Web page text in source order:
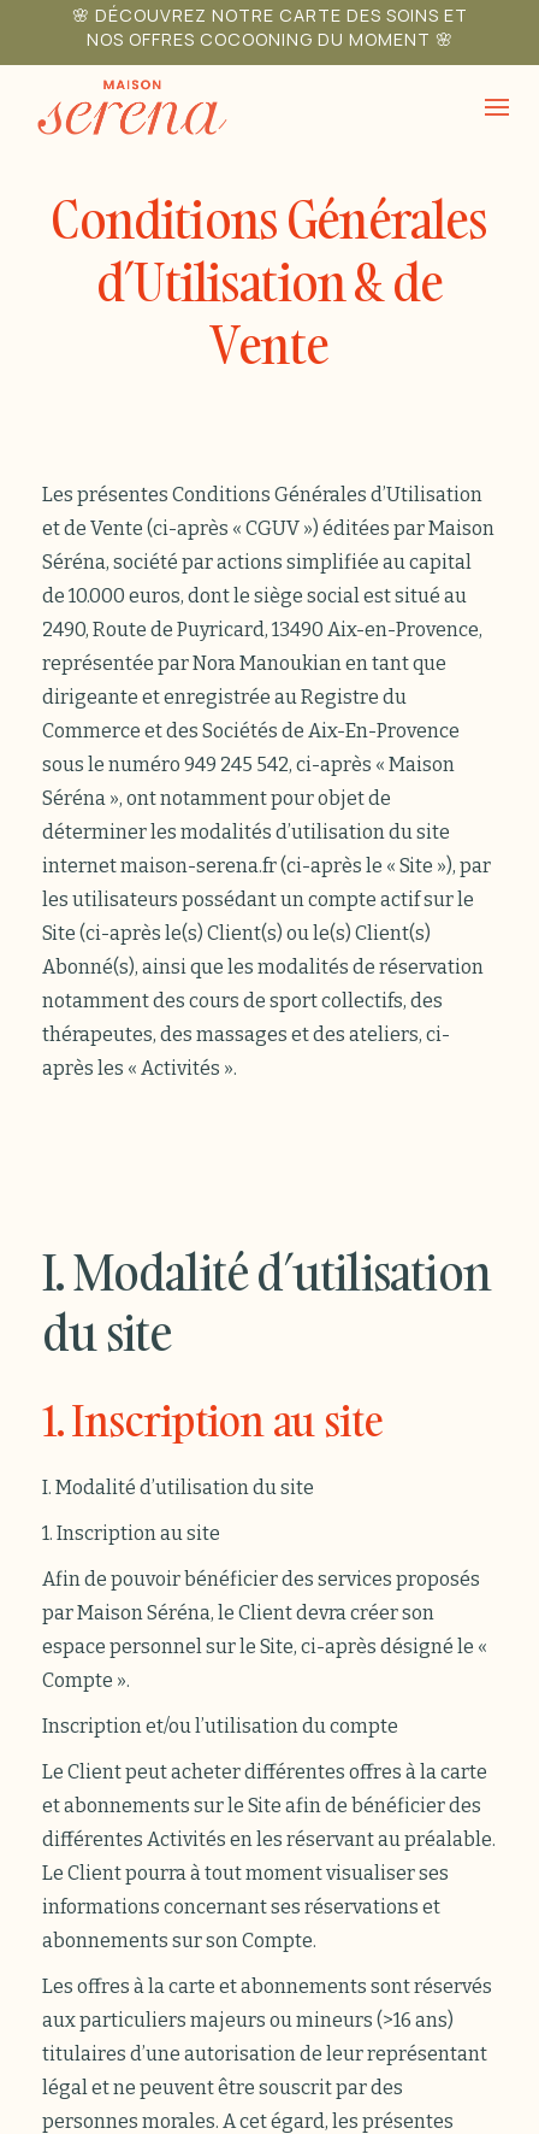
🌸 DÉCOUVREZ NOTRE CARTE DES SOINS ET
NOS OFFRES COCOONING DU MOMENT 🌸
Conditions Générales
d’Utilisation & de
Vente
Les présentes Conditions Générales d’Utilisation
et de Vente (ci-après « CGUV ») éditées par Maison
Séréna, société par actions simplifiée au capital
de 10.000 euros, dont le siège social est situé au
2490, Route de Puyricard, 13490 Aix-en-Provence,
représentée par Nora Manoukian en tant que
dirigeante et enregistrée au Registre du
Commerce et des Sociétés de Aix-En-Provence
sous le numéro 949 245 542, ci-après « Maison
Séréna », ont notamment pour objet de
déterminer les modalités d’utilisation du site
internet maison-serena.fr (ci-après le « Site »), par
les utilisateurs possédant un compte actif sur le
Site (ci-après le(s) Client(s) ou le(s) Client(s)
Abonné(s), ainsi que les modalités de réservation
notamment des cours de sport collectifs, des
thérapeutes, des massages et des ateliers, ci-
après les « Activités ».
I. Modalité d’utilisation
du site
1. Inscription au site
I. Modalité d’utilisation du site
1. Inscription au site
Afin de pouvoir bénéficier des services proposés
par Maison Séréna, le Client devra créer son
espace personnel sur le Site, ci-après désigné le «
Compte ».
Inscription et/ou l’utilisation du compte
Le Client peut acheter différentes offres à la carte
et abonnements sur le Site afin de bénéficier des
différentes Activités en les réservant au préalable.
Le Client pourra à tout moment visualiser ses
informations concernant ses réservations et
abonnements sur son Compte.
Les offres à la carte et abonnements sont réservés
aux particuliers majeurs ou mineurs (>16 ans)
titulaires d’une autorisation de leur représentant
légal et ne peuvent être souscrit par des
personnes morales. A cet égard, les présentes